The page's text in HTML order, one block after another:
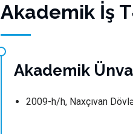
Akademik İş
Akademik
2009-h/h, Naxçıvan